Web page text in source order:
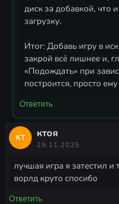
диск за добавкой, что
загрузку.
Итог: Добавь игру в
закрой всё лишнее и,
«Подождать» при
построится, просто
Ответить
КТ ктоя
29.11.2025
лучшая игра я затестил и
ворлд круто спосибо
Ответить